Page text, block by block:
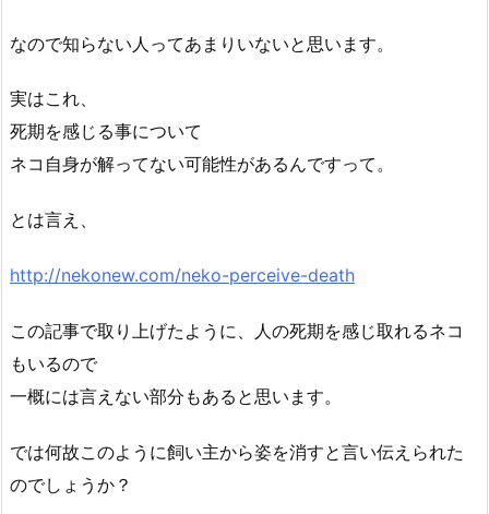
なので知らない人ってあまりいないと思います。
実はこれ、
死期を感じる事について
ネコ自身が解ってない可能性があるんですって。
とは言え、
http://nekonew.com/neko-perceive-death
この記事で取り上げたように、人の死期を感じ取れるネコ
もいるので
一概には言えない部分もあると思います。
では何故このように飼い主から姿を消すと言い伝えられた
のでしょうか？